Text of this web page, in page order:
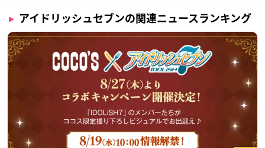
アイドリッシュセブンの関連ニュースランキング